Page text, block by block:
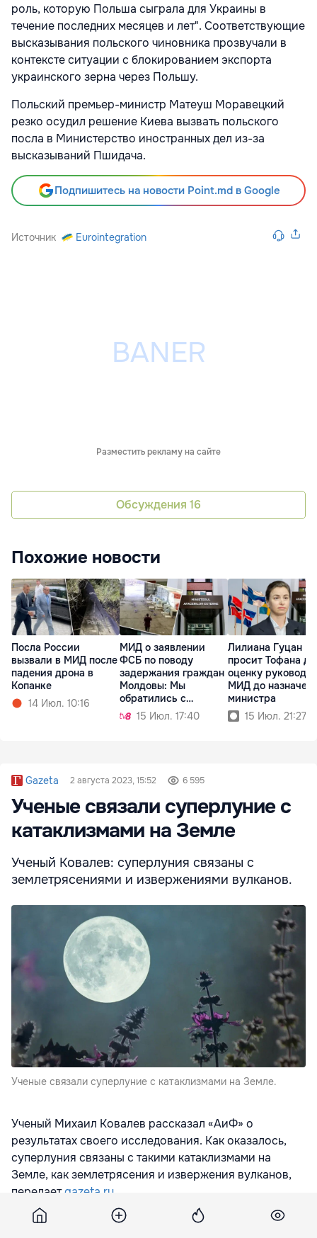
роль, которую Польша сыграла для Украины в
течение последних месяцев и лет". Соответствующие
высказывания польского чиновника прозвучали в
контексте ситуации с блокированием экспорта
украинского зерна через Польшу.
Польский премьер-министр Матеуш Моравецкий
резко осудил решение Киева вызвать польского
посла в Министерство иностранных дел из-за
высказываний Пшидача.
Подпишитесь на новости Point.md в Google
Источник Eurointegration
Разместить рекламу на сайте
Обсуждения 16
Похожие новости
Посла России
вызвали в МИД после
падения дрона в
Копанке
14 Июл. 10:16
МИД о заявлении
ФСБ по поводу
задержания граждан
Молдовы: Мы
обратились с
запросом
15 Июл. 17:40
Лилиана Гуцан
просит Тофана
оценку
МИД до
министра
15 Июл. 21:27
Gazeta 2 августа 2023, 15:52 6 595
Ученые связали суперлуние с
катаклизмами на Земле
Ученый Ковалев: суперлуния связаны с
землетрясениями и извержениями вулканов.
Ученые связали суперлуние с катаклизмами на Земле.
Ученый Михаил Ковалев рассказал «АиФ» о
результатах своего исследования. Как оказалось,
суперлуния связаны с такими катаклизмами на
Земле, как землетрясения и извержения вулканов,
передаетgazeta.ru
Суперлуние — явление, происходящее